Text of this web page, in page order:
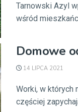
Tarnowski Azyl
wśród
Domowe
14 LIPCA 2021
Worki, w których
częściej